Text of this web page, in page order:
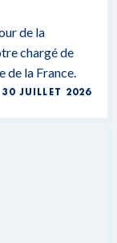
de la
chargé de
de la France.
30 JUILLET 2026